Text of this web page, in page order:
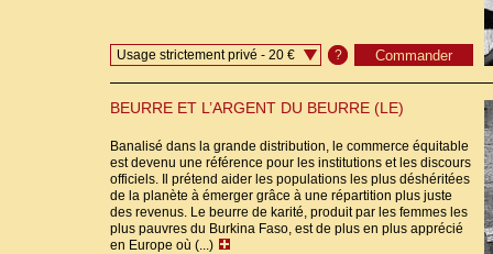
Usage strictement privé - 20 € ?
BEURRE ET L’ARGENT DU BEURRE (LE)
Banalisé dans la grande distribution, le commerce équitable
est devenu une référence pour les institutions et les discours
officiels. Il prétend aider les populations les plus déshéritées
de la planète à émerger grâce à une répartition plus juste
des revenus. Le beurre de karité, produit par les femmes les
plus pauvres du Burkina Faso, est de plus en plus apprécié
en Europe où (...)